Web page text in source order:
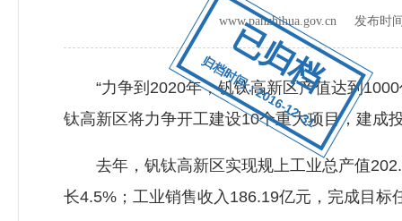
已归档
归档时间：2016-12-31
www.panzhihua.gov.cn 发布时
“力争到2020年，钒钛高新区产值达到1000
钛高新区将力争开工建设10个重大项目，建成
去年，钒钛高新区实现规上工业总产值
长4.5%；工业销售收入186.19亿元，完成目